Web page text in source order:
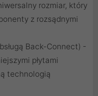
rozmiar, który
z rozsądnymi
Back-Connect) -
płytami
technologią